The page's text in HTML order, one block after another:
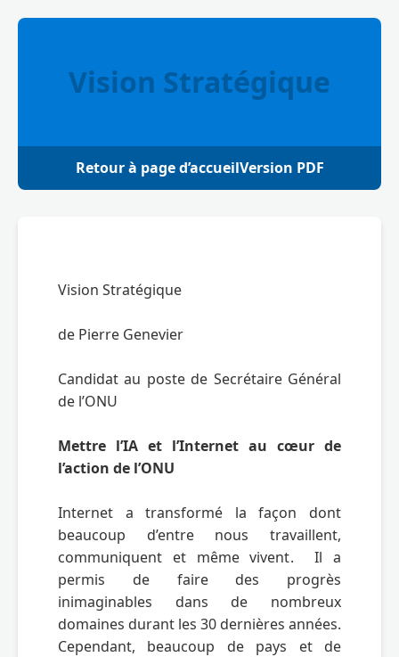
Vision Stratégique
Retour à page d’accueilVersion PDF
Vision Stratégique
de Pierre Genevier
Candidat au poste de Secrétaire Général
de l’ONU
Mettre l’IA et l’Internet au cœur de
l’action de l’ONU
Internet a transformé la façon dont
beaucoup d’entre nous travaillent,
communiquent et même vivent.  Il a
permis de faire des progrès
inimaginables dans de nombreux
domaines durant les 30 dernières années.
Cependant, beaucoup de pays et de